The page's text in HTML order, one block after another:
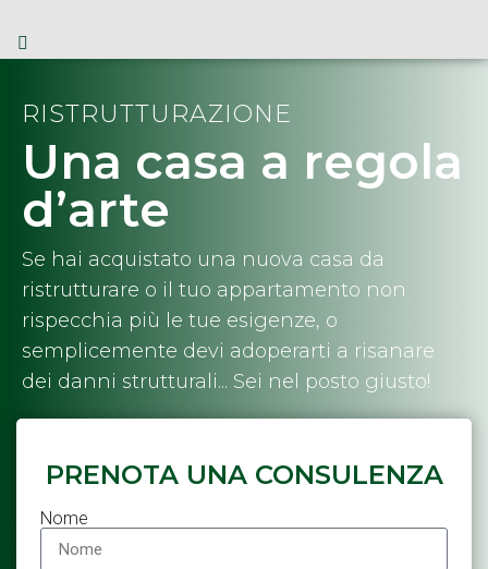
RISTRUTTURAZIONE
Una casa a regola
d’arte
Se hai acquistato una nuova casa da
ristrutturare o il tuo appartamento non
rispecchia più le tue esigenze, o
semplicemente devi adoperarti a risanare
dei danni strutturali... Sei nel posto giusto!
PRENOTA UNA CONSULENZA
Nome